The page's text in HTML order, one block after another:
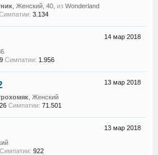
, Женский, 40, из Wonderland
3.134
14 мар 2018
Симпатии: 1.956
13 мар 2018
, Женский
Симпатии: 71.501
13 мар 2018
Симпатии: 922